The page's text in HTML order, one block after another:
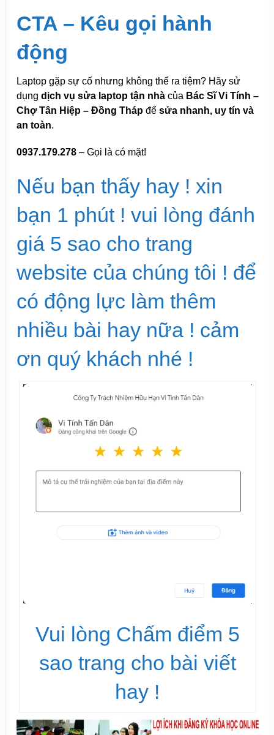
CTA – Kêu gọi hành
động
Laptop gặp sự cố nhưng không thể ra tiệm? Hãy sử
dụng dịch vụ sửa laptop tận nhàcủa Bác Sĩ Vi Tính –
Chợ Tân Hiệp – Đồng Thápđể sửa nhanh, uy tín và
an toàn.
0937.179.278– Gọi là có mặt!
Nếu bạn thấy hay ! xin
bạn 1 phút ! vui lòng đánh
giá 5 sao cho trang
website của chúng tôi ! để
có động lực làm thêm
nhiều bài hay nữa ! cảm
ơn quý khách nhé !
Vui lòng Chấm điểm 5
sao trang cho bài viết
hay !